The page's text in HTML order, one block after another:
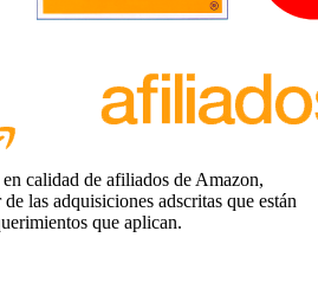
calidad de afiliados de Amazon,
las adquisiciones adscritas que están
que aplican.